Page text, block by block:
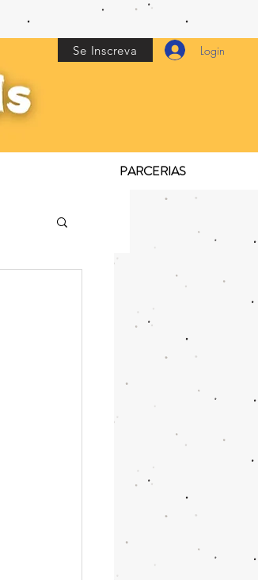
Se Inscreva Login
PARCERIAS